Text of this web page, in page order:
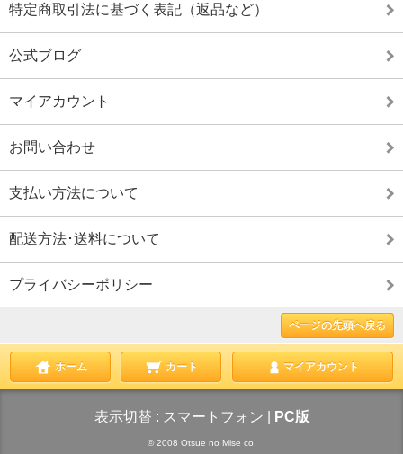
特定商取引法に基づく表記（返品など）
公式ブログ
マイアカウント
お問い合わせ
支払い方法について
配送方法･送料について
プライバシーポリシー
ページの先頭へ戻る
ホーム カート マイアカウント
表示切替 : スマートフォン PC版
© 2008 Otsue no Mise co.